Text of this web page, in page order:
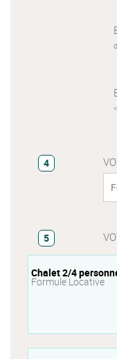
4
5
Chalet 2/4
Formule Locative